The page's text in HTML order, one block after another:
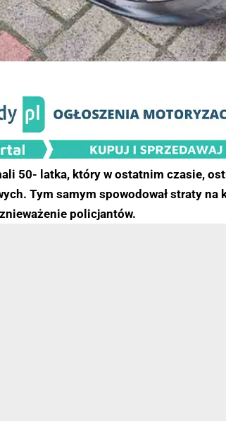
50- latka, który w ostatnim czasie,
Tym samym spowodował straty na
policjantów.